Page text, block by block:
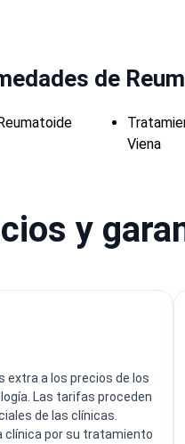
de
Viena
y
extra a los precios de los
Las tarifas proceden
de las clínicas.
clínica por su tratamiento